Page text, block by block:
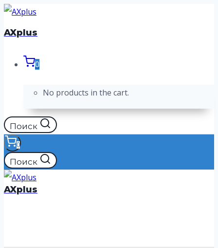
Перейти
к
AXplus
0
No products in the cart.
Поиск
0
Поиск
AXplus